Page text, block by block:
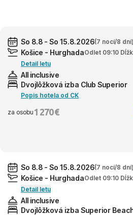
So 8.8 - So 15.8.2026(7 nocí/8 dní)
Košice - HurghadaOdlet 09:10
Detail letu
All inclusive
Dvojlôžková izba Club Superior
Popis hotela od CK
za osobu 1 270 €
So 8.8 - So 15.8.2026(7 nocí/8 dní)
Košice - HurghadaOdlet 09:10
Detail letu
All inclusive
Dvojlôžková izba Superior